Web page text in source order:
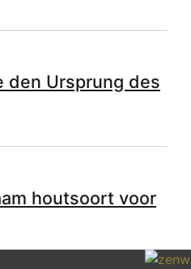
den Ursprung des
houtsoort voor